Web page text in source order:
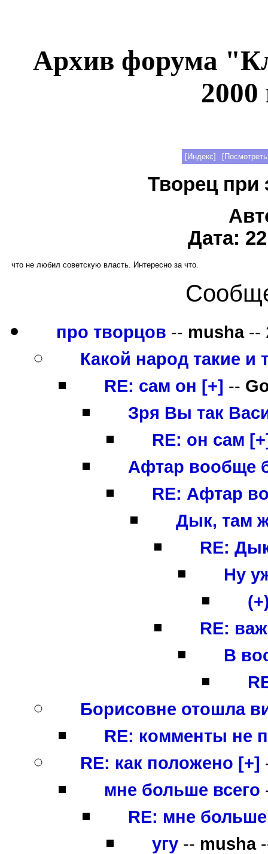
Архив форума
2000
[Индекс]
Творец при
Дата:
что не любил советскую власть. Интересно за что.
про творцов -- musha--
Какой народ такие
RE: сам он [+] --
Зря Вы так
RE: он сам
Афтар вообще
RE: Афтар
Дык, там
RE:
Ну
RE:
В
Борисовне отошла
RE: комменты не
RE: как положено [+]
мне больше всего
RE: мне больше
угу -- musha